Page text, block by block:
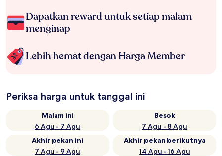
Dapatkan reward untuk setiap malam
menginap
Lebih hemat dengan Harga Member
Periksa harga untuk tanggal ini
Malam ini
6 Agu - 7 Agu
Besok
7 Agu - 8 Agu
Akhir pekan ini
7 Agu - 9 Agu
Akhir pekan berikutnya
14 Agu - 16 Agu